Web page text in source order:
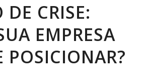
DE CRISE:
EMPRESA
POSICIONAR?